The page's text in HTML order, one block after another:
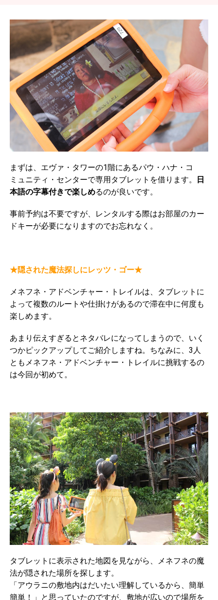
まずは、エヴァ・タワーの1階にあるパウ・ハナ・コ
ミュニティ・センターで専用タブレットを借ります。
日
本語の字幕付きで楽しめるのが良いです。
事前予約は不要ですが、レンタルする際はお部屋のカー
ドキーが必要になりますのでお忘れなく。
★隠された魔法探しにレッツ・ゴー★
メネフネ・アドベンチャー・トレイルは、タブレットに
よって複数のルートや仕掛けがあるので滞在中に何度も
楽しめます。
あまり伝えすぎるとネタバレになってしまうので、いく
つかピックアップしてご紹介しますね。ちなみに、3人
ともメネフネ・アドベンチャー・トレイルに挑戦するの
は今回が初めて。
タブレットに表示された地図を見ながら、メネフネの魔
法が隠された場所を探します。
「アウラニの敷地内はだいたい理解しているから、簡単
簡単！」と思っていたのですが、敷地が広いので場所を